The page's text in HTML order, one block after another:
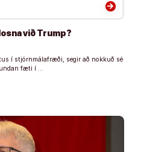
arrow_forward
við Trump?
í stjórnmálafræði, segir að nokkuð sé
undan fæti í …